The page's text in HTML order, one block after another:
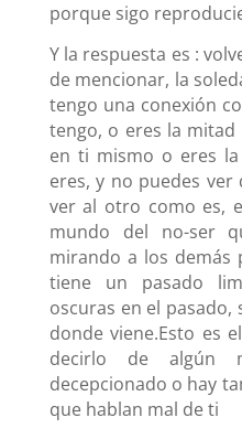
porque sigo
Y la respuesta es :
de mencionar, la
tengo una conexión
tengo, o eres la
en ti mismo o eres
eres, y no puedes
ver al otro como es,
mundo del no-ser
mirando a los demás
tiene un pasado
oscuras en el
donde viene.Esto es
decirlo de algún
decepcionado o hay
que hablan mal de ti